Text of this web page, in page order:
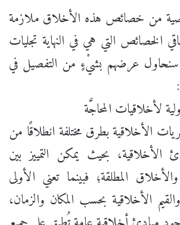
من خصائص هذه الأخلاق ملازمة
الخصائص التي هي في النهاية تجليات
سنحاول عرضهم بشيْءٍ من التفصيل في
لأخلاقيات المحاجَّة
الأخلاقية بطرق مختلفة انطلاقًا من
الأخلاقية، بحيث يمكن التمييز بين
المطلقة؛ فبينما تعني الأولى
الأخلاقية بحسب المكان والزمان،